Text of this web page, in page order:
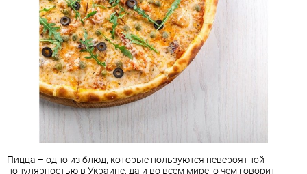
Пицца – одно из блюд, которые пользуются невероятной
популярностью в Украине, да и во всем мире, о чем говорит